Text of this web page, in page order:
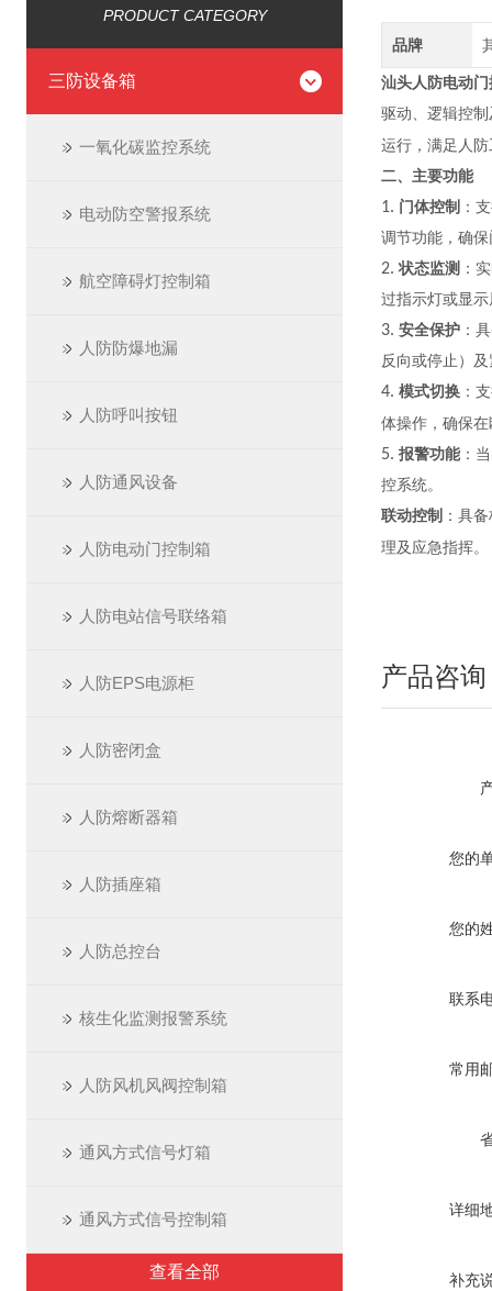
PRODUCT CATEGORY
三防设备箱
一氧化碳监控系统
电动防空警报系统
航空障碍灯控制箱
人防防爆地漏
人防呼叫按钮
人防通风设备
人防电动门控制箱
人防电站信号联络箱
人防EPS电源柜
人防密闭盒
人防熔断器箱
人防插座箱
人防总控台
核生化监测报警系统
人防风机风阀控制箱
通风方式信号灯箱
通风方式信号控制箱
查看全部
品牌
汕头人防电动
驱动、逻辑控
运行，满足人
二、主要功能
1. 门体控制 ：
调节功能，确
2.状态监测 ：
过指示灯或显
3. 安全保护：
反向或停止）
4. 模式切换：
体操作，确保
5. 报警功能：
控系统。
联动控制 ：具
理及应急指挥。
产品咨询
您的
您的
联系
常用
详细
补充